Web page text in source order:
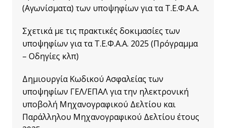
(Αγωνίσματα) των υποψηφίων για τα Τ.Ε.Φ.Α.Α.
Σχετικά με τις πρακτικές δοκιμασίες των
υποψηφίων για τα Τ.Ε.Φ.Α.Α. 2025 (Πρόγραμμα
– Οδηγίες κλπ)
Δημιουργία Κωδικού Ασφαλείας των
υποψηφίων ΓΕΛ/ΕΠΑΛ για την ηλεκτρονική
υποβολή Μηχανογραφικού Δελτίου και
Παράλληλου Μηχανογραφικού Δελτίου έτους